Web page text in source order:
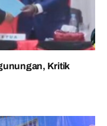
Kritik